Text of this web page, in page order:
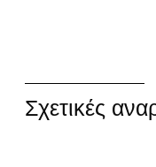
Σχετικές